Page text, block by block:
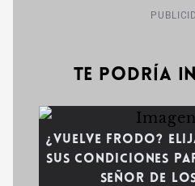
Te podría
¿Vuelve Frodo?
sus condiciones
Señor de